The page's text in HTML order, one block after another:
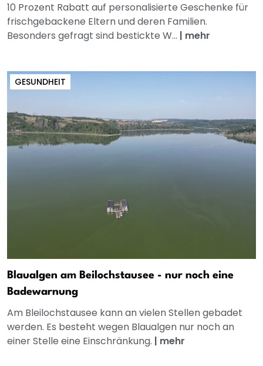
10 Prozent Rabatt auf personalisierte Geschenke für
frischgebackene Eltern und deren Familien.
Besonders gefragt sind bestickte W... | mehr
GESUNDHEIT
Blaualgen am Beilochstausee - nur noch eine
Badewarnung
Am Bleilochstausee kann an vielen Stellen gebadet
werden. Es besteht wegen Blaualgen nur noch an
einer Stelle eine Einschränkung. | mehr